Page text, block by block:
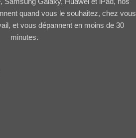
Samsung Galaxy, Huawei et iPad, nos
quand vous le souhaitez, chez vous
et vous dépannent en moins de 30
minutes.